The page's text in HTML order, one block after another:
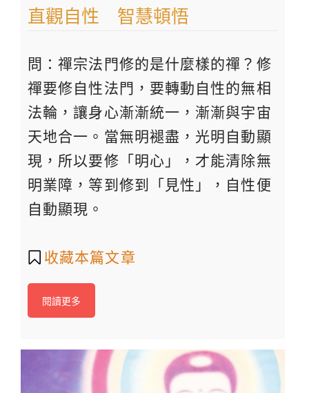
直觀自性 智慧頓悟
問：禪宗法門修的是什麼樣的禪？修
禪要修自性法門，要轉動自性的無相
法輪，讓身心漸漸統一，漸漸與宇宙
天地合一。當無明褪盡，光明自動顯
現，所以要修「明心」，才能清除無
明業障，等到修到「見性」，自性便
自動顯現。
收藏本篇文章
閱讀更多